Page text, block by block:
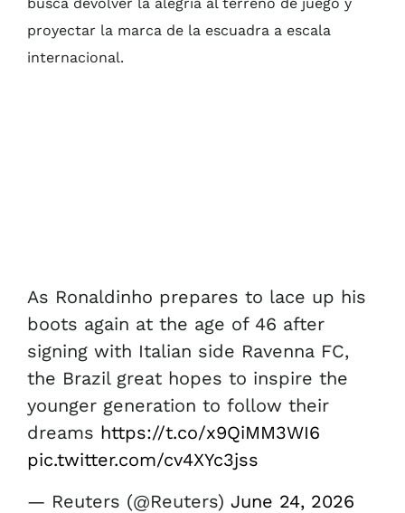
proyectar la marca de la escuadra a escala
internacional.
As Ronaldinho prepares to lace up his
boots again at the age of 46 after
signing with Italian side Ravenna FC,
the Brazil great hopes to inspire the
younger generation to follow their
dreams https://t.co/x9QiMM3WI6
pic.twitter.com/cv4XYc3jss
— Reuters (@Reuters) June 24, 2026